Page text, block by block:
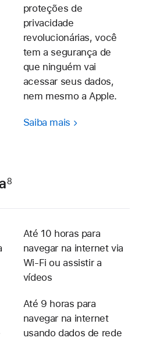
proteções de
privacidade
revolucionárias, você
tem a segurança de
que ninguém vai
acessar seus dados,
nem mesmo a Apple.
Saiba mais
8
Até 10 horas para
navegar na internet via
Wi-Fi ou assistir a
vídeos
Até 9 horas para
navegar na internet
usando dados de rede